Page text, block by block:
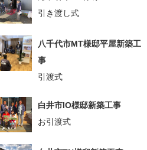
引き渡し式
八千代市MT様邸平屋新築工
事
引渡式
白井市IO様邸新築工事
お引渡式